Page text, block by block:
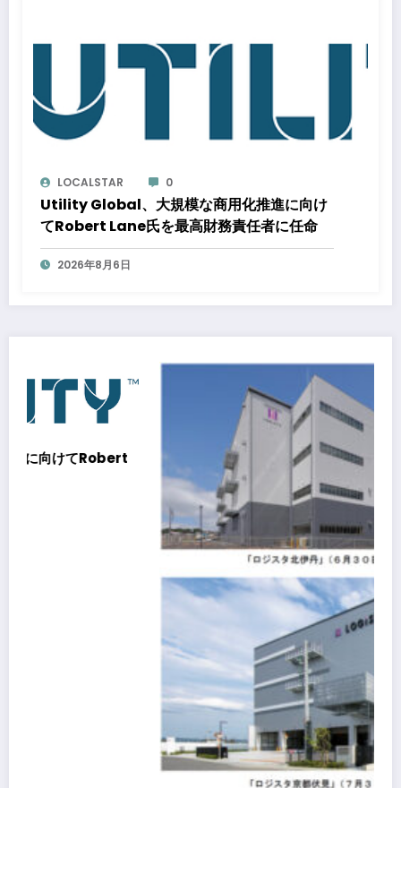
LOCALSTAR 0
Utility Global、大規模な商用化推進に向け
てRobert Lane氏を最高財務責任者に任命
2026年8月6日